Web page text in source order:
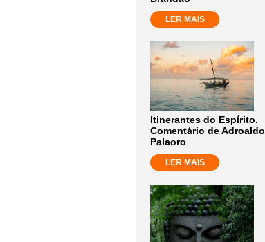
LER MAIS
Itinerantes do Espírito.
Comentário de Adroaldo
Palaoro
LER MAIS